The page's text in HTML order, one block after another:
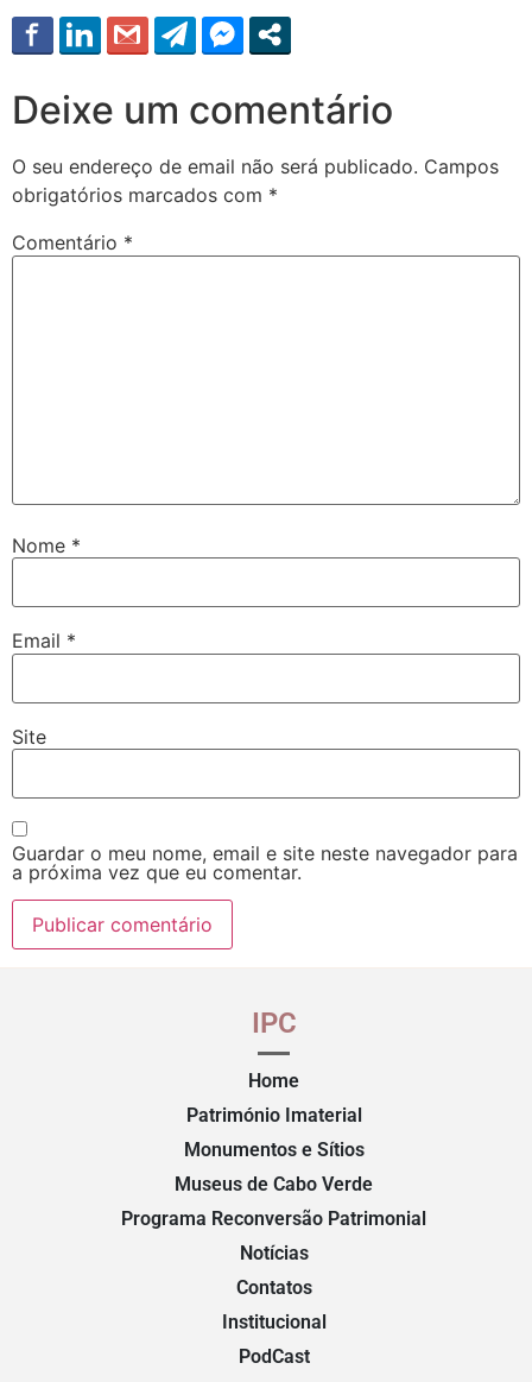
Deixe um comentário
O seu endereço de email não será publicado. Campos
obrigatórios marcados com *
Comentário *
Nome *
Email *
Site
Guardar o meu nome, email e site neste navegador para
a próxima vez que eu comentar.
IPC
Home
Património Imaterial
Monumentos e Sítios
Museus de Cabo Verde
Programa Reconversão Patrimonial
Notícias
Contatos
Institucional
PodCast